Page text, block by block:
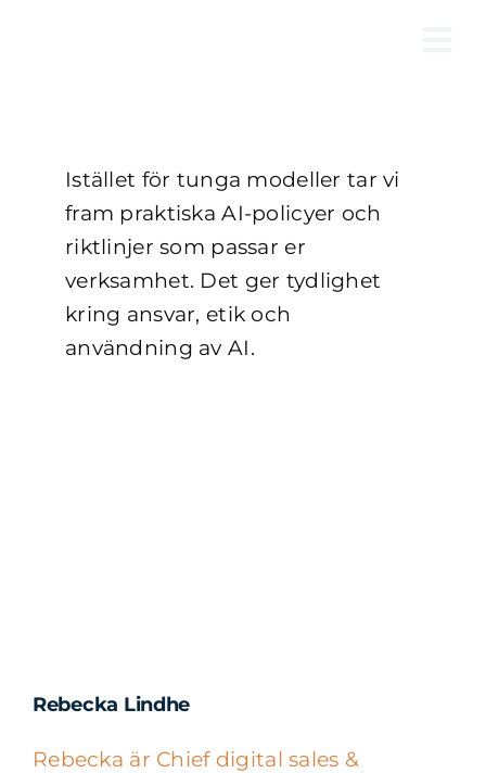
Istället för tunga modeller tar vi
fram praktiska AI-policyer och
riktlinjer som passar er
verksamhet. Det ger tydlighet
kring ansvar, etik och
användning av AI.
Rebecka Lindhe
Rebecka är Chief digital sales &